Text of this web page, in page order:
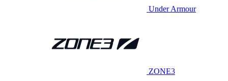
Under Armour
ZONE3